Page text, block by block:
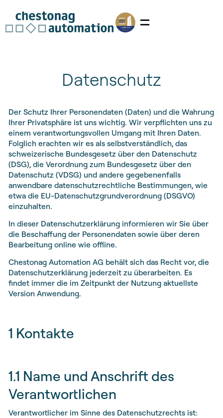
Datenschutz
Der Schutz Ihrer Personendaten (Daten) und die Wahrung
Ihrer Privatsphäre ist uns wichtig. Wir verpflichten uns zu
einem verantwortungsvollen Umgang mit Ihren Daten.
Folglich erachten wir es als selbstverständlich, das
schweizerische Bundesgesetz über den Datenschutz
(DSG), die Verordnung zum Bundesgesetz über den
Datenschutz (VDSG) und andere gegebenenfalls
anwendbare datenschutzrechtliche Bestimmungen, wie
etwa die EU-Datenschutzgrundverordnung (DSGVO)
einzuhalten.
In dieser Datenschutzerklärung informieren wir Sie über
die Beschaffung der Personendaten sowie über deren
Bearbeitung online wie offline.
Chestonag Automation AG behält sich das Recht vor, die
Datenschutzerklärung jederzeit zu überarbeiten. Es
findet immer die im Zeitpunkt der Nutzung aktuellste
Version Anwendung.
1 Kontakte
1.1 Name und Anschrift des
Verantwortlichen
Verantwortlicher im Sinne des Datenschutzrechts ist: